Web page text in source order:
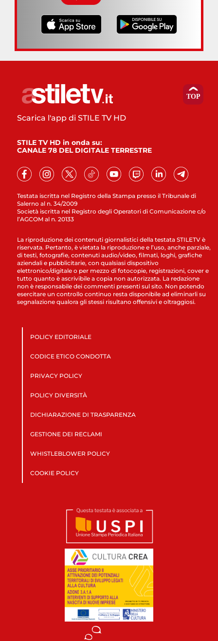
Testata iscritta nel Registro della Stampa presso il Tribunale di
Salerno al n. 34/2009
Società iscritta nel Registro degli Operatori di Comunicazione c/o
l’AGCOM al n. 20133
Scarica l'app di STILE TV HD
STILE TV HD in onda su:
CANALE 78 DEL DIGITALE TERRESTRE
La riproduzione dei contenuti giornalistici della testata STILETV è
riservata. Pertanto, è vietata la riproduzione e l’uso, anche parziale,
di testi, fotografie, contenuti audio/video, filmati, loghi, grafiche
aziendali e pubblicitarie, con qualsiasi dispositivo
elettronico/digitale o per mezzo di fotocopie, registrazioni, cover e
tutto quanto è ascrivibile a copia non autorizzata. La redazione
non è responsabile dei commenti presenti sul sito. Non potendo
esercitare un controllo continuo resta disponibile ad eliminarli su
segnalazione qualora gli stessi risultano offensivi e oltraggiosi.
POLICY EDITORIALE
CODICE ETICO CONDOTTA
PRIVACY POLICY
POLICY DIVERSITÀ
DICHIARAZIONE DI TRASPARENZA
GESTIONE DEI RECLAMI
WHISTLEBLOWER POLICY
COOKIE POLICY